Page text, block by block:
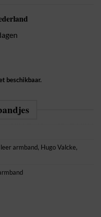
beschikbaar.
armband, Hugo Valcke,